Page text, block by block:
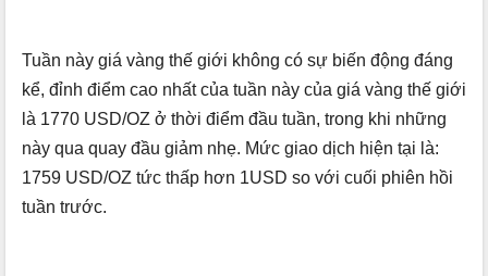
Tuần này giá vàng thế giới không có sự biến động đáng
kể, đỉnh điểm cao nhất của tuần này của giá vàng thế giới
là 1770 USD/OZ ở thời điểm đầu tuần, trong khi những
này qua quay đầu giảm nhẹ. Mức giao dịch hiện tại là:
1759 USD/OZ tức thấp hơn 1USD so với cuối phiên hồi
tuần trước.